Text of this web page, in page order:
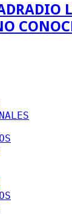
RADIO